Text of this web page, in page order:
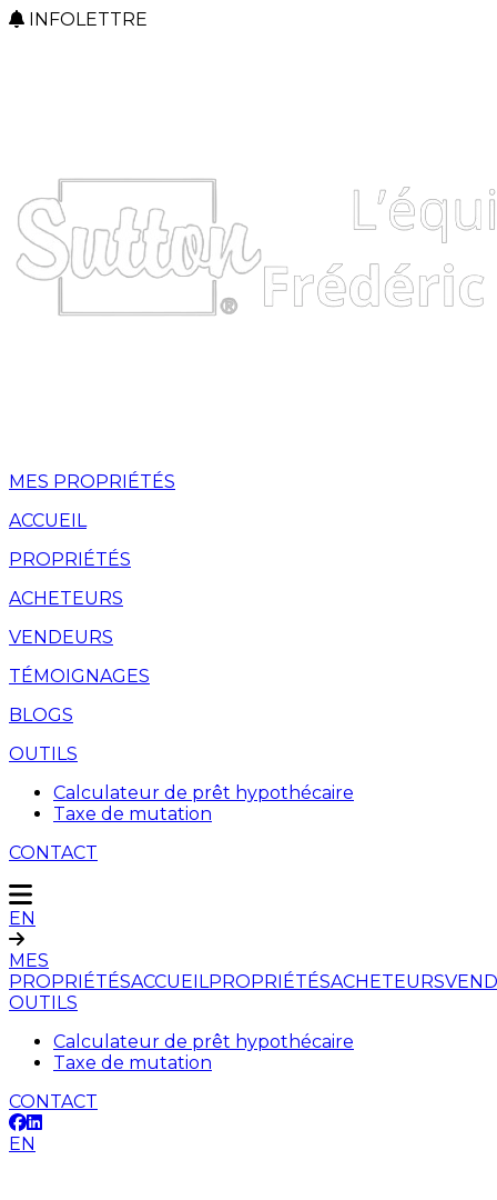
INFOLETTRE
MES PROPRIÉTÉS
ACCUEIL
PROPRIÉTÉS
ACHETEURS
VENDEURS
TÉMOIGNAGES
BLOGS
OUTILS
Calculateur de prêt hypothécaire
Taxe de mutation
CONTACT
EN
MES
PROPRIÉTÉSACCUEILPROPRIÉTÉSACHETEURS
OUTILS
Calculateur de prêt hypothécaire
Taxe de mutation
CONTACT
EN